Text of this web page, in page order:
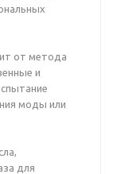
от метода
и
моды или
для